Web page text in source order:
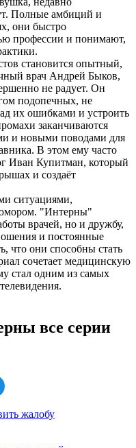
Полные амбиций и
они быстро
профессии и понимают,
становится опытный,
врач Андрей Быков,
не радует. Он
подопечных, не
их ошибками и устроить
заканчиваются
и новыми поводами для
В этом ему часто
Иван Купитман, который
и создаёт
ситуациями,
"Интерны"
врачей, но и дружбу,
и постоянные
что они способны стать
сочетает медицинскую
стал одним из самых
все серии
жалобу